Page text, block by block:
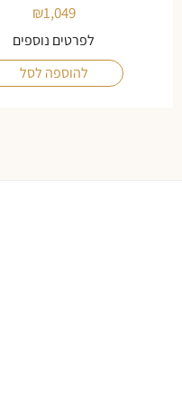
₪1,049
לפרטים נוספים
להוספה לסל